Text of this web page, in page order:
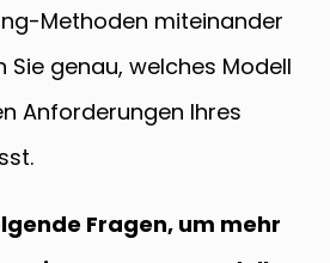
Methoden miteinander
Sie genau, welches Modell
Anforderungen Ihres
Fragen, um mehr